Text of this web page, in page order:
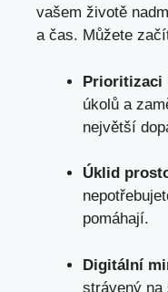
vašem životě
a čas. Můžete
Prioritizaci
úkolů a
největší
Úklid
pomáhají.
Digitální
strávený na